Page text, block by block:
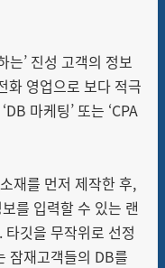
는’ 진성 고객의 정보
화 영업으로 보다 적극
마케팅’ 또는 ‘CPA
재를 먼저 제작한 후,
를 입력할 수 있는 랜
깃을 무작위로 선정
잠재고객들의 DB를